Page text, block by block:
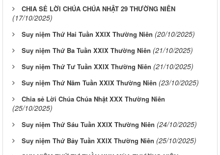
CHIA SẺ LỜI CHÚA CHÚA NHẬT 29 THƯỜNG NIÊN
(17/10/2025)
Suy niệm Thứ Hai Tuần XXIX Thường Niên (20/10/2025)
Suy niệm Thứ Ba Tuần XXIX Thường Niên (21/10/2025)
Suy niệm Thứ Tư Tuần XXIX Thường Niên (21/10/2025)
Suy niệm Thứ Năm Tuần XXIX Thường Niên (23/10/2025)
Chia sẻ Lời Chúa Chúa Nhật XXX Thường Niên
(25/10/2025)
Suy niệm Thứ Sáu Tuần XXIX Thường Niên (24/10/2025)
Suy niệm Thứ Bảy Tuần XXIX Thường Niên (25/10/2025)